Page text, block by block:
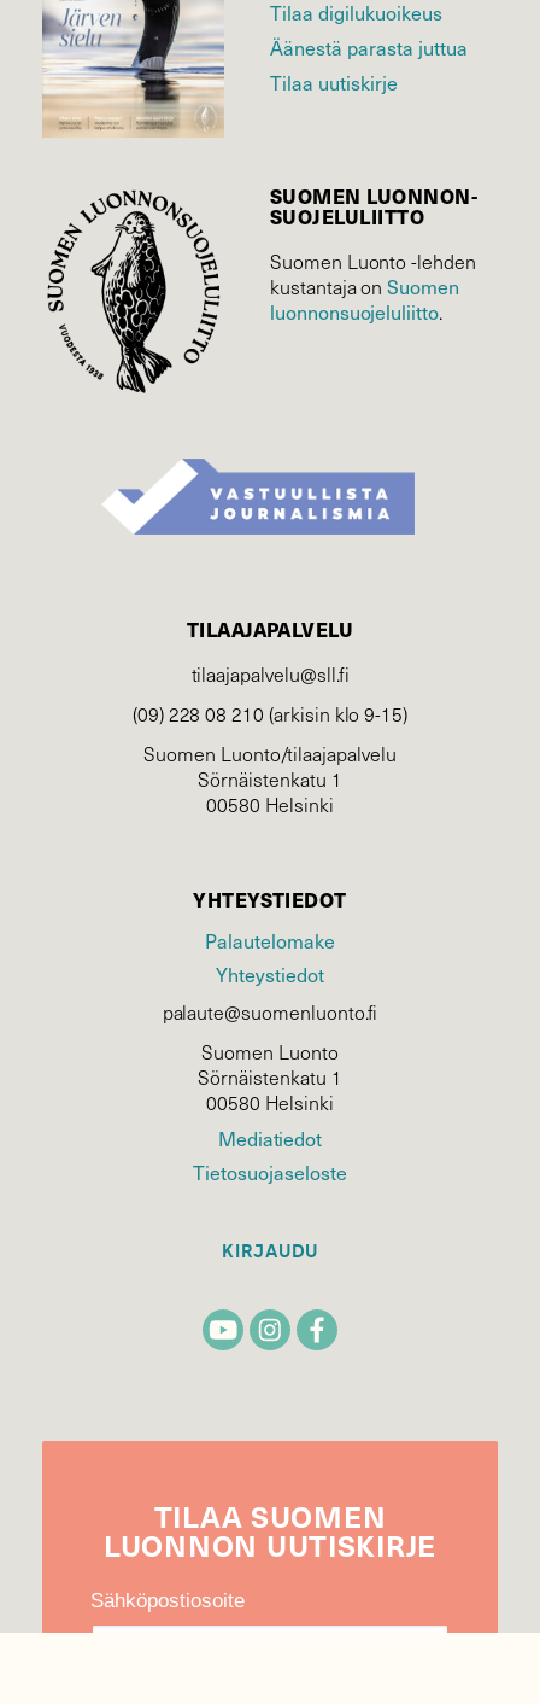
Tilaa digilukuoikeus
Äänestä parasta juttua
Tilaa uutiskirje
SUOMEN LUONNON­
SUOJELU­LIITTO
Suomen Luonto -lehden
kustantaja onSuomen
luonnonsuojelu­liitto.
TILAAJAPALVELU
tilaajapalvelu@sll.fi
(09) 228 08 210 (arkisin klo 9-15)
Suomen Luonto/tilaajapalvelu
Sörnäistenkatu 1
00580 Helsinki
YHTEYSTIEDOT
Palautelomake
Yhteystiedot
palaute@suomenluonto.fi
Suomen Luonto
Sörnäistenkatu 1
00580 Helsinki
Mediatiedot
Tietosuojaseloste
KIRJAUDU
TILAA SUOMEN
LUONNON UUTIS­KIRJE
Sähköpostiosoite